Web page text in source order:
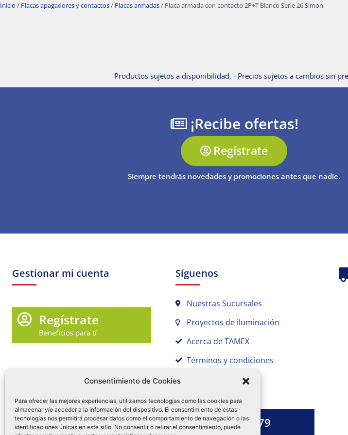
Consentimiento de Cookies
Para ofrecer las mejores experiencias, utilizamos tecnologías como las cookies para
almacenar y/o acceder a la información del dispositivo. El consentimiento de estas
tecnologías nos permitirá procesar datos como el comportamiento de navegación o las
identificaciones únicas en este sitio. No consentir o retirar el consentimiento, puede
Inicio / Placas apagadores y contactos/ Placas armadas/ Placa armada con contacto 2P+T Blanco Serie 26 Simon
Productos sujetos a disponibilidad. - Precios sujetos a cambios sin
¡Recibe ofertas!
Regístrate
Siempre tendrás novedades y promociones antes que nadie.
Gestionar mi cuenta
Regístrate
Beneficios para tí
Mi Cuenta en Tamex
Mis Favoritos
Síguenos
Nuestras Sucursales
Proyectos de iluminación
Acerca de TAMEX
Términos y condiciones
Aviso de Privacidad
55 1328 13 79